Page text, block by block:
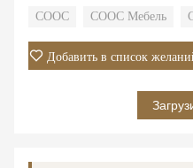
стул более характерным.
высокой плотности
COOC COOC Мебель
Добавить в список